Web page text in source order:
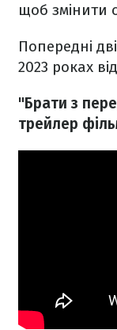
щоб змінити
Попередні
2023 роках
"Брати з
трейлер